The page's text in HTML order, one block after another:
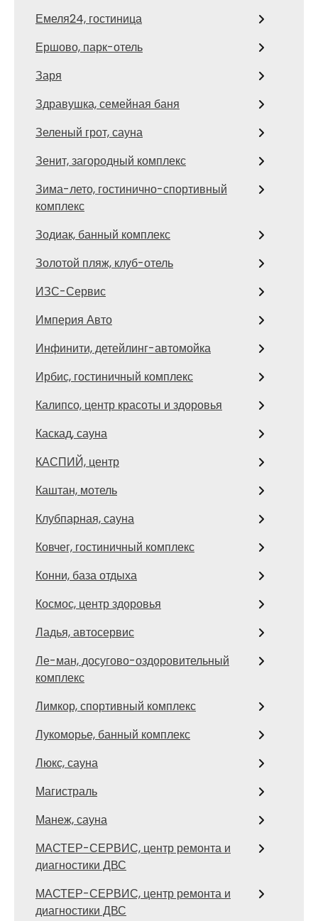
Емеля24, гостиница
Ершово, парк-отель
Заря
Здравушка, семейная баня
Зеленый грот, сауна
Зенит, загородный комплекс
Зима-лето, гостинично-спортивный
комплекс
Зодиак, банный комплекс
Золотой пляж, клуб-отель
ИЗС-Сервис
Империя Авто
Инфинити, детейлинг-автомойка
Ирбис, гостиничный комплекс
Калипсо, центр красоты и здоровья
Каскад, сауна
КАСПИЙ, центр
Каштан, мотель
Клубпарная, сауна
Ковчег, гостиничный комплекс
Конни, база отдыха
Космос, центр здоровья
Ладья, автосервис
Ле-ман, досугово-оздоровительный
комплекс
Лимкор, спортивный комплекс
Лукоморье, банный комплекс
Люкс, сауна
Магистраль
Манеж, сауна
МАСТЕР-СЕРВИС, центр ремонта и
диагностики ДВС
МАСТЕР-СЕРВИС, центр ремонта и
диагностики ДВС